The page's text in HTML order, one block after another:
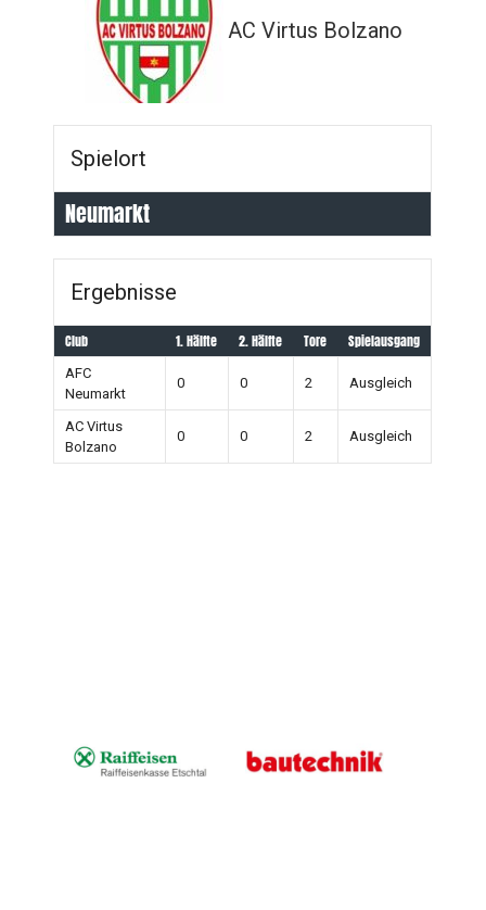
AC Virtus Bolzano
Spielort
Neumarkt
Ergebnisse
Club 1. Hälfte 2. Hälfte Tore Spielausgang
AFC
Neumarkt
0 0 2 Ausgleich
AC Virtus
Bolzano
0 0 2 Ausgleich